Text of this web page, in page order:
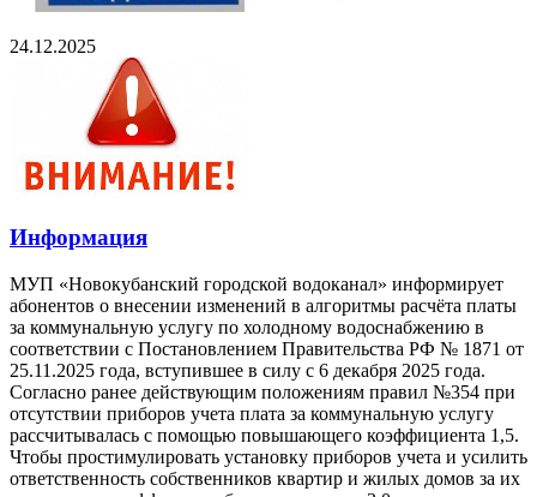
24.12.2025
Информация
МУП «Новокубанский городской водоканал» информирует
абонентов о внесении изменений в алгоритмы расчёта платы
за коммунальную услугу по холодному водоснабжению в
соответствии с Постановлением Правительства РФ № 1871 от
25.11.2025 года, вступившее в силу с 6 декабря 2025 года.
Согласно ранее действующим положениям правил №354 при
отсутствии приборов учета плата за коммунальную услугу
рассчитывалась с помощью повышающего коэффициента 1,5.
Чтобы простимулировать установку приборов учета и усилить
ответственность собственников квартир и жилых домов за их